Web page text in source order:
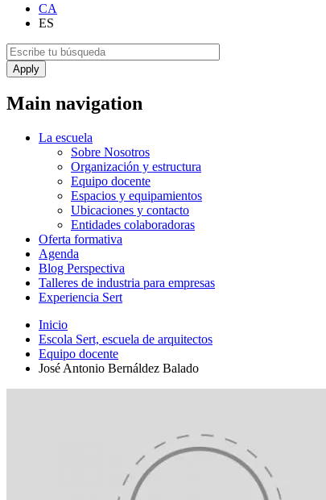
CA
ES
Main navigation
La escuela
Sobre Nosotros
Organización y estructura
Equipo docente
Espacios y equipamientos
Ubicaciones y contacto
Entidades colaboradoras
Oferta formativa
Agenda
Blog Perspectiva
Talleres de industria para empresas
Experiencia Sert
Inicio
Escola Sert, escuela de arquitectos
Equipo docente
José Antonio Bernáldez Balado